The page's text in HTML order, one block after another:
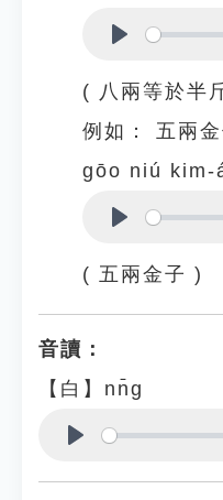
( 八兩等於半
例如：
五兩
gōo niú kim-
( 五兩金子 )
音讀：
【白】nn̄g